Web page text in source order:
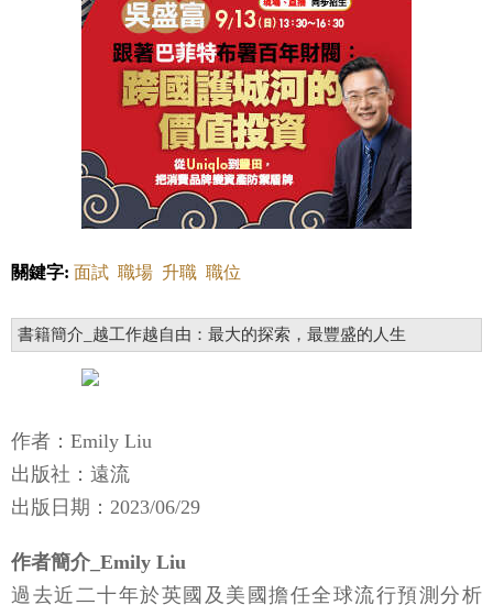
關鍵字: 面試 職場 升職 職位
書籍簡介_越工作越自由：最大的探索，最豐盛的人生
作者：Emily Liu
出版社：遠流
出版日期：2023/06/29
作者簡介_Emily Liu
過去近二十年於英國及美國擔任全球流行預測分析